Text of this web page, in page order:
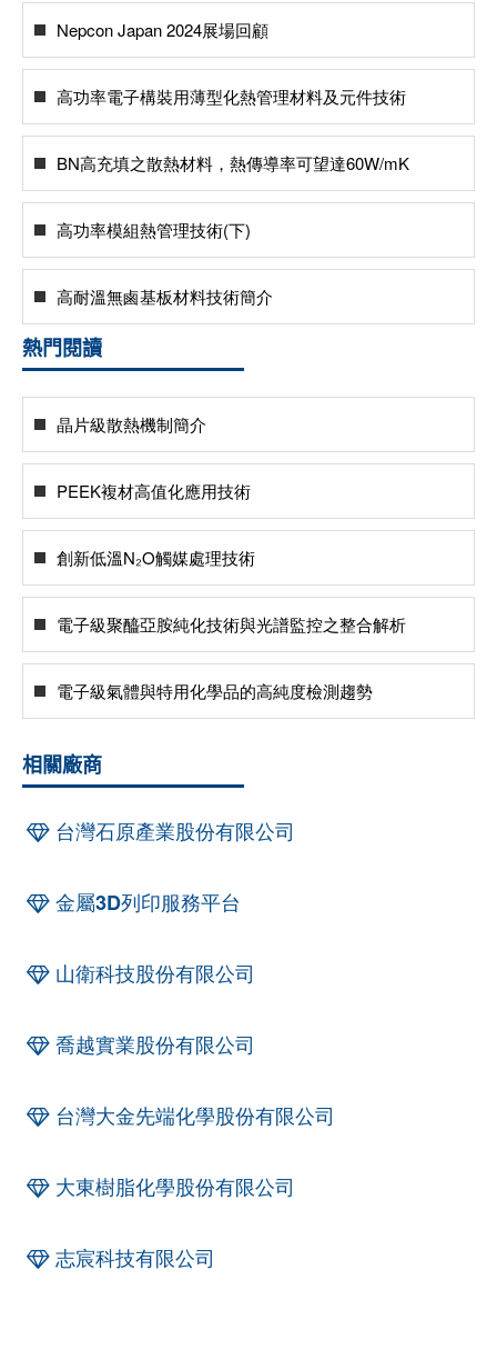
Nepcon Japan 2024展場回顧
高功率電子構裝用薄型化熱管理材料及元件技術
BN高充填之散熱材料，熱傳導率可望達60W/mK
高功率模組熱管理技術(下)
高耐溫無鹵基板材料技術簡介
熱門閱讀
晶片級散熱機制簡介
PEEK複材高值化應用技術
創新低溫N₂O觸媒處理技術
電子級聚醯亞胺純化技術與光譜監控之整合解析
電子級氣體與特用化學品的高純度檢測趨勢
相關廠商
台灣石原產業股份有限公司
金屬3D列印服務平台
山衛科技股份有限公司
喬越實業股份有限公司
台灣大金先端化學股份有限公司
大東樹脂化學股份有限公司
志宸科技有限公司